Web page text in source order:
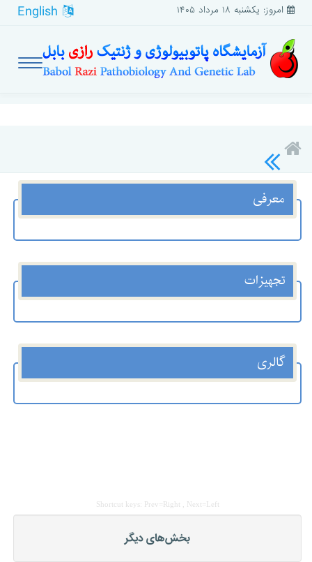
امروز: یکشنبه ۱۸ مرداد ۱۴۰۵
معرفی
تجهیزات
گالری
Shortcut keys: Prev=Right , Next=Left
بخش‌های دیگر